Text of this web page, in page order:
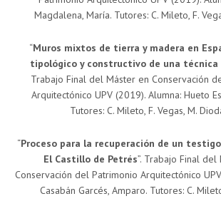
Magdalena, María. Tutores: C. Mileto, F.
“Muros mixtos de tierra y madera en
tipológico y constructivo de una
Trabajo Final del Máster en Conservación
Arquitectónico UPV (2019). Alumna: Hueto
Tutores: C. Mileto, F. Vegas, M.
“Proceso para la recuperación de un
El Castillo de Petrés”. Trabajo Final del
Conservación del Patrimonio Arquitectónico
Casabán Garcés, Amparo. Tutores: C.